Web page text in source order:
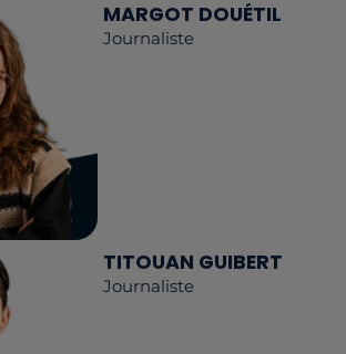
MARGOT DOUÉTIL
Journaliste
TITOUAN GUIBERT
Journaliste